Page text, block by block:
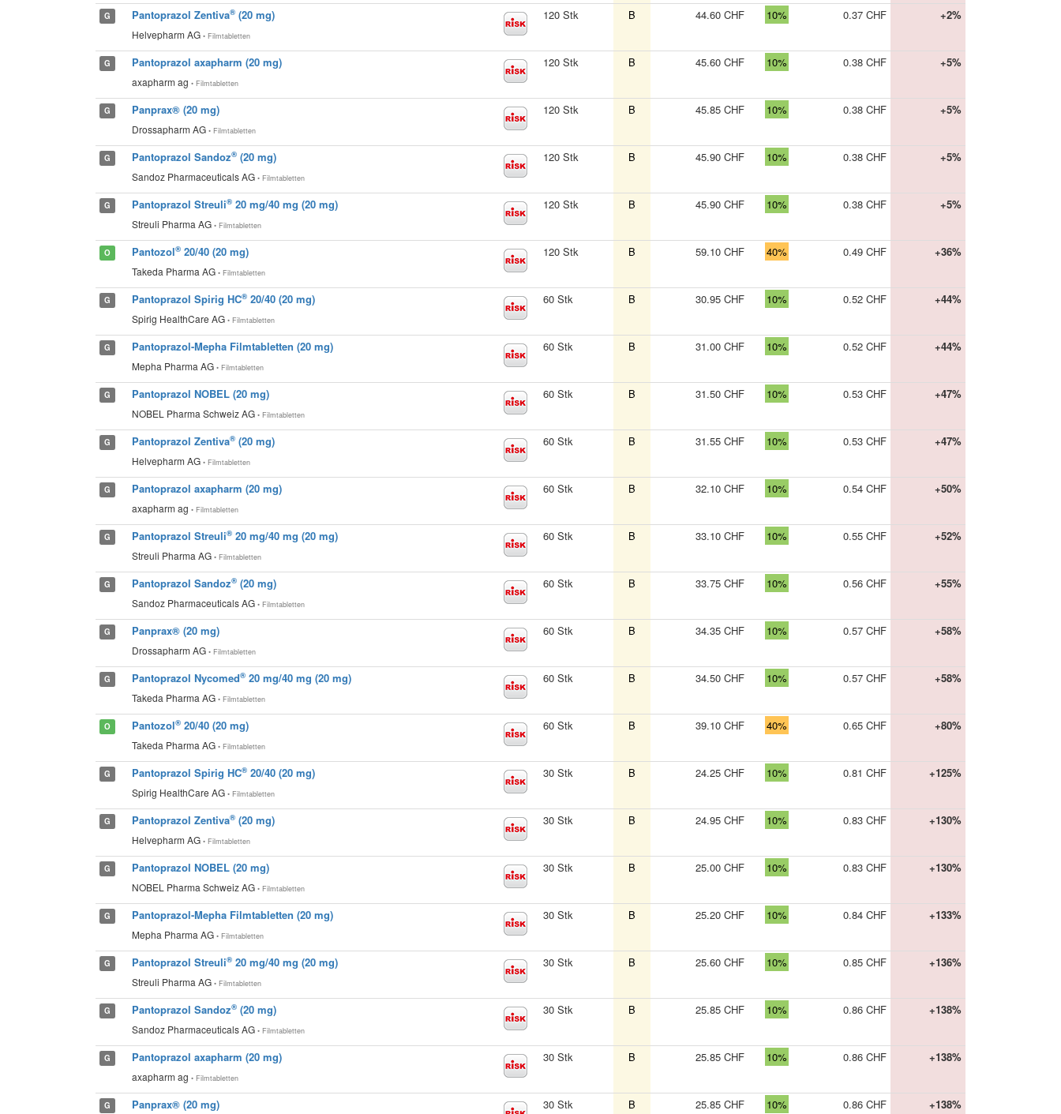
G Pantoprazol Zentiva® (20 mg)
Helvepharm AG • Filmtabletten
120 Stk B 44.60 CHF 10% 0.37 CHF +2%
G Pantoprazol axapharm (20 mg)
axapharm ag • Filmtabletten
120 Stk B 45.60 CHF 10% 0.38 CHF +5%
G Panprax® (20 mg)
Drossapharm AG • Filmtabletten
120 Stk B 45.85 CHF 10% 0.38 CHF +5%
G Pantoprazol Sandoz® (20 mg)
Sandoz Pharmaceuticals AG • Filmtabletten
120 Stk B 45.90 CHF 10% 0.38 CHF +5%
G Pantoprazol Streuli® 20 mg/40 mg (20 mg)
Streuli Pharma AG • Filmtabletten
120 Stk B 45.90 CHF 10% 0.38 CHF +5%
O Pantozol® 20/40 (20 mg)
Takeda Pharma AG • Filmtabletten
120 Stk B 59.10 CHF 40% 0.49 CHF +36%
G Pantoprazol Spirig HC® 20/40 (20 mg)
Spirig HealthCare AG • Filmtabletten
60 Stk B 30.95 CHF 10% 0.52 CHF +44%
G Pantoprazol-Mepha Filmtabletten (20 mg)
Mepha Pharma AG • Filmtabletten
60 Stk B 31.00 CHF 10% 0.52 CHF +44%
G Pantoprazol NOBEL (20 mg)
NOBEL Pharma Schweiz AG • Filmtabletten
60 Stk B 31.50 CHF 10% 0.53 CHF +47%
G Pantoprazol Zentiva® (20 mg)
Helvepharm AG • Filmtabletten
60 Stk B 31.55 CHF 10% 0.53 CHF +47%
G Pantoprazol axapharm (20 mg)
axapharm ag • Filmtabletten
60 Stk B 32.10 CHF 10% 0.54 CHF +50%
G Pantoprazol Streuli® 20 mg/40 mg (20 mg)
Streuli Pharma AG • Filmtabletten
60 Stk B 33.10 CHF 10% 0.55 CHF +52%
G Pantoprazol Sandoz® (20 mg)
Sandoz Pharmaceuticals AG • Filmtabletten
60 Stk B 33.75 CHF 10% 0.56 CHF +55%
G Panprax® (20 mg)
Drossapharm AG • Filmtabletten
60 Stk B 34.35 CHF 10% 0.57 CHF +58%
G Pantoprazol Nycomed® 20 mg/40 mg (20 mg)
Takeda Pharma AG • Filmtabletten
60 Stk B 34.50 CHF 10% 0.57 CHF +58%
O Pantozol® 20/40 (20 mg)
Takeda Pharma AG • Filmtabletten
60 Stk B 39.10 CHF 40% 0.65 CHF +80%
G Pantoprazol Spirig HC® 20/40 (20 mg)
Spirig HealthCare AG • Filmtabletten
30 Stk B 24.25 CHF 10% 0.81 CHF +125%
G Pantoprazol Zentiva® (20 mg)
Helvepharm AG • Filmtabletten
30 Stk B 24.95 CHF 10% 0.83 CHF +130%
G Pantoprazol NOBEL (20 mg)
NOBEL Pharma Schweiz AG • Filmtabletten
30 Stk B 25.00 CHF 10% 0.83 CHF +130%
G Pantoprazol-Mepha Filmtabletten (20 mg)
Mepha Pharma AG • Filmtabletten
30 Stk B 25.20 CHF 10% 0.84 CHF +133%
G Pantoprazol Streuli® 20 mg/40 mg (20 mg)
Streuli Pharma AG • Filmtabletten
30 Stk B 25.60 CHF 10% 0.85 CHF +136%
G Pantoprazol Sandoz® (20 mg)
Sandoz Pharmaceuticals AG • Filmtabletten
30 Stk B 25.85 CHF 10% 0.86 CHF +138%
G Pantoprazol axapharm (20 mg)
axapharm ag • Filmtabletten
30 Stk B 25.85 CHF 10% 0.86 CHF +138%
G Panprax® (20 mg) 30 Stk B 25.85 CHF 10% 0.86 CHF +138%